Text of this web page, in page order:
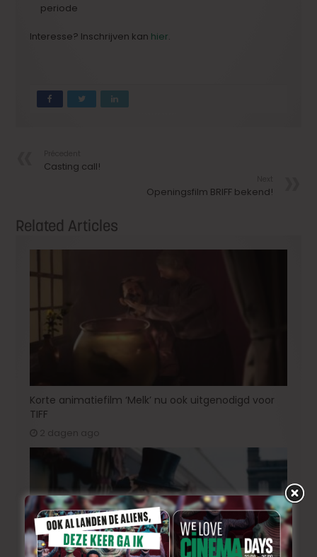
periode
Interesse? Inschrijven kan hier.
Casting call!
Openingsfilm BRIFF bekend!
Related Articles
Korte animatiefilm ‘Melk’ nu ook uitgenodigd voor
TIFF
2 dagen ago